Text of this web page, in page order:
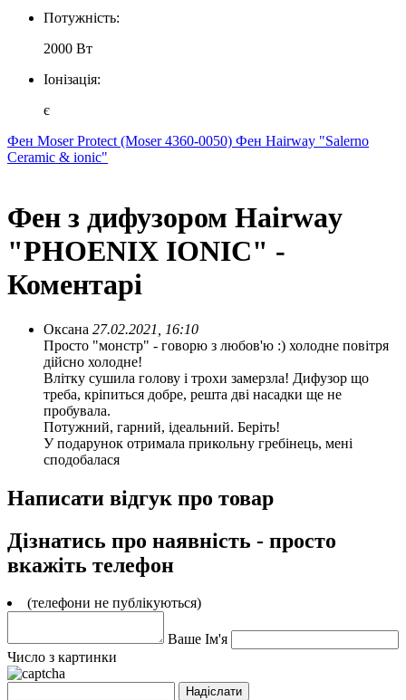
Потужність:
2000 Вт
Іонізація:
є
Фен Moser Protect (Moser 4360-0050) Фен Hairway "Salerno
Ceramic & ionic"
Фен з дифузором Hairway
"PHOENIX IONIC" -
Коментарі
Оксана 27.02.2021, 16:10
Просто "монстр" - говорю з любов'ю :) холодне повітря
дійсно холодне!
Влітку сушила голову і трохи замерзла! Дифузор що
треба, кріпиться добре, решта дві насадки ще не
пробувала.
Потужний, гарний, ідеальний. Беріть!
У подарунок отримала прикольну гребінець, мені
сподобалася
Написати відгук про товар
Дізнатись про наявність - просто
вкажіть телефон
(телефони не публікуються)
Ваше Ім'я
Число з картинки